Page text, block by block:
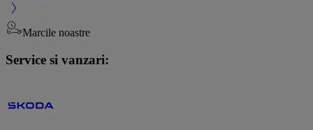
Marcile noastre
Service si vanzari: